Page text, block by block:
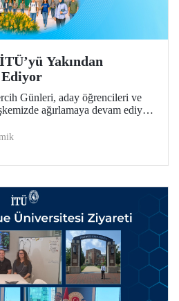
Yakından
Ediyor
Günleri, aday öğrencileri ve
ağırlamaya devam ediyor.
bilgi vermeye devam